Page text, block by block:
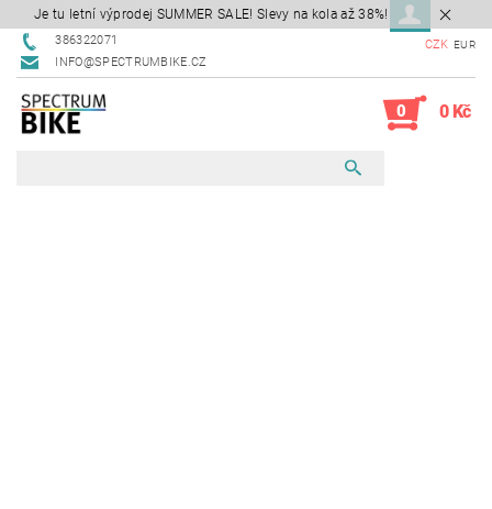
Je tu letní výprodej SUMMER SALE! Slevy na kola až 38%!
386322071
INFO@SPECTRUMBIKE.CZ
CZK EUR
0 0 Kč